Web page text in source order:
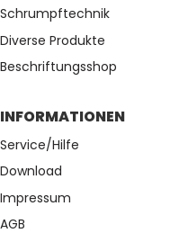
Schrumpftechnik
Diverse Produkte
Beschriftungsshop
INFORMATIONEN
Service/Hilfe
Download
Impressum
AGB